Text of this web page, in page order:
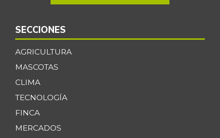
SECCIONES
AGRICULTURA
MASCOTAS
CLIMA
TECNOLOGÍA
FINCA
MERCADOS